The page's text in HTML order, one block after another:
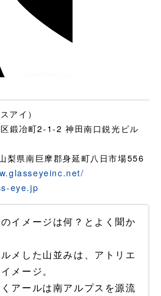
アイ）
鍛冶町2-1-2 神田南口鋭光ビル
梨県南巨摩郡身延町八日市場556
eye.jp
イメージは何？とよく聞か
メした山並みは、アトリエ
メージ。
アールは南アルプスを源流